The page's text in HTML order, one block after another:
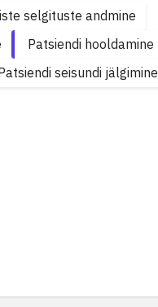
selgituste andmine
Patsiendi hooldamine
seisundi jälgimine